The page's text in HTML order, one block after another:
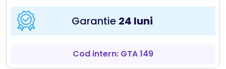
Garantie 24 luni
Cod intern: GTA 149